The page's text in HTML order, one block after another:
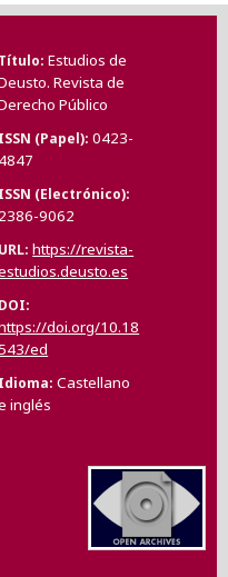
Título Estudios de
Revista de
Público
ISSN (Papel) 0423-
4847
ISSN (Electrónico)
2386-9062
URL https://revista-
DOI
doi.org/10.18
ed
Idioma Castellano
inglés